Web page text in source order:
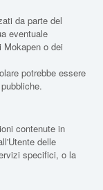
da parte del
eventuale
o dei
potrebbe essere
contenute in
delle
specifici, o la